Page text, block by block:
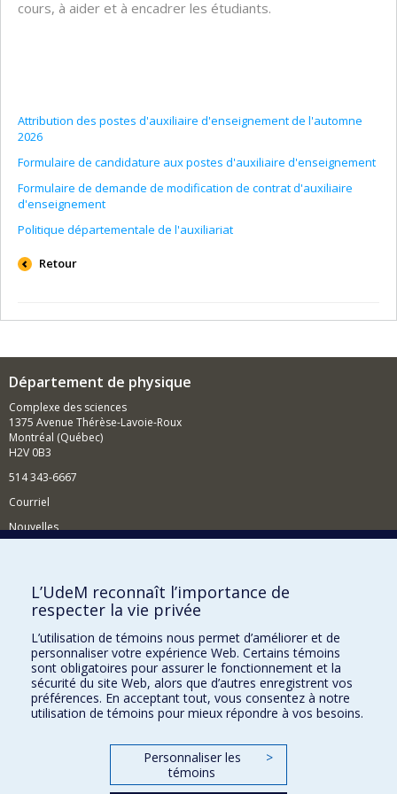
cours, à aider et à encadrer les étudiants.
Attribution des postes d'auxiliaire d'enseignement de l'automne
2026
Formulaire de candidature aux postes d'auxiliaire d'enseignement
Formulaire de demande de modification de contrat d'auxiliaire
d'enseignement
Politique départementale de l'auxiliariat
Retour
Département de physique
Complexe des sciences
1375 Avenue Thérèse-Lavoie-Roux
Montréal (Québec)
H2V 0B3
514 343-6667
Courriel
Nouvelles
Comment soutenir le Département?
BESOIN D'AIDE?
Plan du site
Signaler une erreur
Accessibilité
FACULTÉ DES ARTS ET DES SCIENCES
Nos départements et écoles
L’UdeM reconnaît l’importance de
respecter la vie privée
L’utilisation de témoins nous permet d’améliorer et de
personnaliser votre expérience Web. Certains témoins
sont obligatoires pour assurer le fonctionnement et la
sécurité du site Web, alors que d’autres enregistrent vos
préférences. En acceptant tout, vous consentez à notre
utilisation de témoins pour mieux répondre à vos besoins.
Personnaliser les
témoins
>